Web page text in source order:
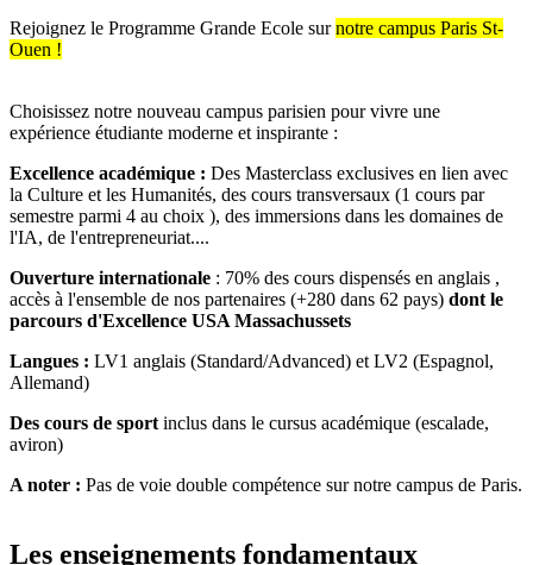
Rejoignez le Programme Grande Ecole surnotre campus Paris St-
Ouen !
Choisissez notre nouveau campus parisien pour vivre une
expérience étudiante moderne et inspirante :
Excellence académique : Des Masterclass exclusives en lien avec
la Culture et les Humanités, des cours transversaux (1 cours par
semestre parmi 4 au choix ), des immersions dans les domaines de
l'IA, de l'entrepreneuriat....
Ouverture internationale : 70% des cours dispensés en anglais ,
accès à l'ensemble de nos partenaires (+280 dans 62 pays) dont le
parcours d'Excellence USA Massachussets
Langues : LV1 anglais (Standard/Advanced) et LV2 (Espagnol,
Allemand)
Des cours de sport inclus dans le cursus académique (escalade,
aviron)
A noter : Pas de voie double compétence sur notre campus de Paris.
Les enseignements fondamentaux